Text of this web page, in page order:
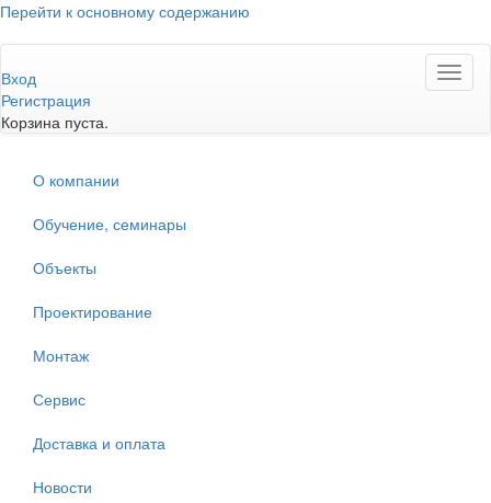
Перейти к основному содержанию
Вход
Регистрация
Корзина пуста.
О компании
Обучение, семинары
Объекты
Проектирование
Монтаж
Сервис
Доставка и оплата
Новости